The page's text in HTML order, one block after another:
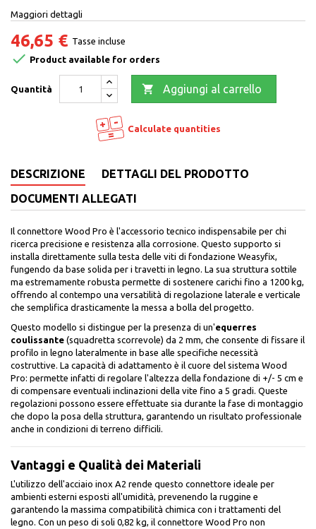
Maggiori dettagli
46,65 € Tasse incluse
 Product available for orders
Quantità  Aggiungi al carrello
Calculate quantities
DESCRIZIONE
DETTAGLI DEL PRODOTTO
DOCUMENTI ALLEGATI
Il connettore Wood Pro è l'accessorio tecnico indispensabile per chi
ricerca precisione e resistenza alla corrosione. Questo supporto si
installa direttamente sulla testa delle viti di fondazione Weasyfix,
fungendo da base solida per i travetti in legno. La sua struttura sottile
ma estremamente robusta permette di sostenere carichi fino a 1200 kg,
offrendo al contempo una versatilità di regolazione laterale e verticale
che semplifica drasticamente la messa a bolla del progetto.
Questo modello si distingue per la presenza di un'equerres
coulissante (squadretta scorrevole) da 2 mm, che consente di fissare il
profilo in legno lateralmente in base alle specifiche necessità
costruttive. La capacità di adattamento è il cuore del sistema Wood
Pro: permette infatti di regolare l'altezza della fondazione di +/- 5 cm e
di compensare eventuali inclinazioni della vite fino a 5 gradi. Queste
regolazioni possono essere effettuate sia durante la fase di montaggio
che dopo la posa della struttura, garantendo un risultato professionale
anche in condizioni di terreno difficili.
Vantaggi e Qualità dei Materiali
L'utilizzo dell'acciaio inox A2 rende questo connettore ideale per
ambienti esterni esposti all'umidità, prevenendo la ruggine e
garantendo la massima compatibilità chimica con i trattamenti del
legno. Con un peso di soli 0,82 kg, il connettore Wood Pro non